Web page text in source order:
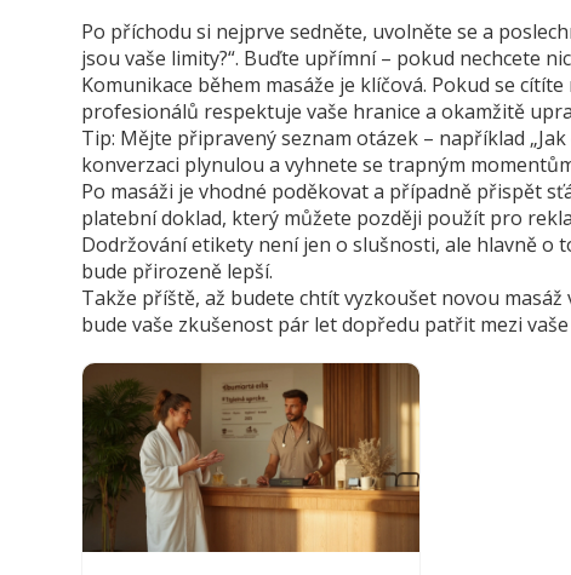
Po příchodu si nejprve sedněte, uvolněte se a
jsou vaše limity?“. Buďte upřímní – pokud nechcete
Komunikace během masáže je klíčová. Pokud se
profesionálů respektuje vaše hranice a okamžitě
Tip: Mějte připravený seznam otázek – například
konverzaci plynulou a vyhnete se trapným
Po masáži je vhodné poděkovat a případně přispět
platební doklad, který můžete později použít pro
Dodržování etikety není jen o slušnosti, ale hlavně o
bude přirozeně lepší.
Takže příště, až budete chtít vyzkoušet novou
bude vaše zkušenost pár let dopředu patřit mezi